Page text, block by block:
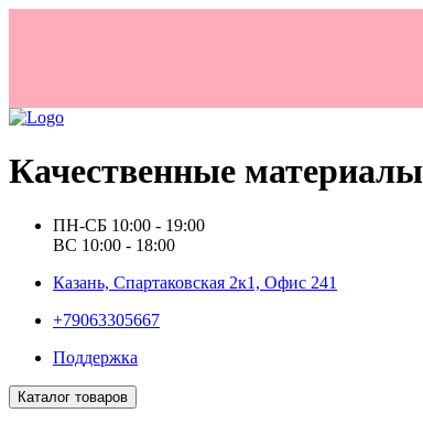
Качественные
ПН-СБ 10:00 - 19:00
ВС 10:00 - 18:00
Казань, Спартаковская 2к1, Офис 241
+79063305667
Поддержка
Каталог товаров